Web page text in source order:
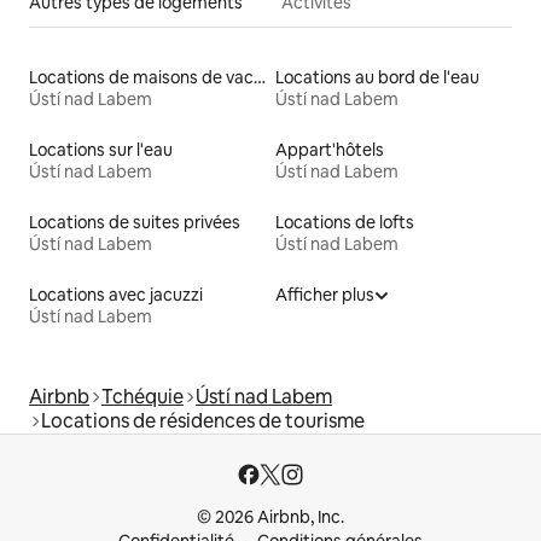
Locations de maisons de vacances
Ústí nad Labem
Locations au bord de l'eau
Ústí nad Labem
Locations sur l'eau
Ústí nad Labem
Appart'hôtels
Ústí nad Labem
Locations de suites privées
Ústí nad Labem
Locations de lofts
Ústí nad Labem
Locations avec jacuzzi
Ústí nad Labem
Afficher plus
Airbnb Tchéquie Ústí nad Labem
Locations de résidences de tourisme
© 2026 Airbnb, Inc.